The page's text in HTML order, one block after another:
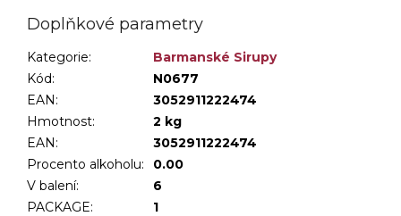
Doplňkové parametry
Kategorie:
Barmanské Sirupy
Kód:
N0677
EAN:
3052911222474
Hmotnost:
2 kg
EAN:
3052911222474
Procento alkoholu:
0.00
V balení:
6
PACKAGE: 1